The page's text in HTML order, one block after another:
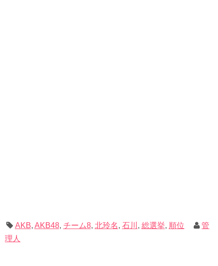
AKB, AKB48, チーム8, 北玲名, 石川 , 総選挙, 順位
管
理人